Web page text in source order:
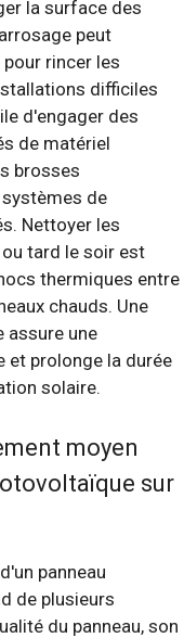
la surface des
peut
rincer les
difficiles
d'engager des
de matériel
brosses
de
Nettoyer les
tard le soir est
thermiques entre
chauds. Une
assure une
et prolonge la durée
solaire.
moyen
sur
panneau
de plusieurs
du panneau, son